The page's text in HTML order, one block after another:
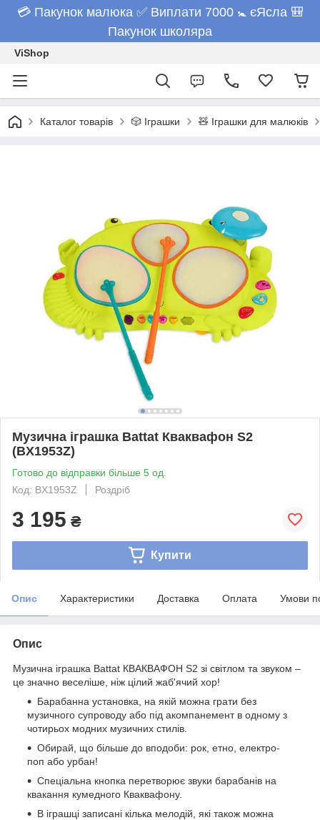
💳 Пакунок малюка ✅ Виплати 7000 🚼 єЯсла 🎒
Пакунок школяра
ViShop
Каталог товарів 🎲 Іграшки 🧸 Іграшки для малюків
Музична іграшка Battat Кваквафон S2
(BX1953Z)
Готово до відправки більше 5 од.
Код: BX1953Z
Роздріб
3 195 ₴
Купити
Опис Характеристики Доставка Оплата Умови
Опис
Музична іграшка Battat КВАКВАФОН S2 зі світлом та звуком –
це значно веселіше, ніж цілий жаб'ячий хор!
Барабанна установка, на якій можна грати без
музичного супроводу або під акомпанемент в одному з
чотирьох модних музичних стилів.
Обирай, що більше до вподоби: рок, етно, електро-
поп або урбан!
Спеціальна кнопка перетворює звуки барабанів на
квакання кумедного Кваквафону.
В іграшці записані кілька мелодій, які також можна